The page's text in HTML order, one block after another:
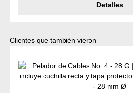
Detalles
Omitir la galería de productos
Clientes que también vieron